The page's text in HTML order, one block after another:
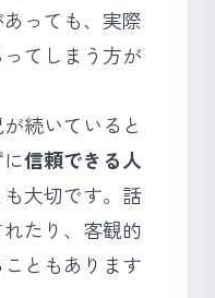
っても、実際
てしまう方が
続いていると
信頼できる人
も大切です。話
たり、客観的
ともあります